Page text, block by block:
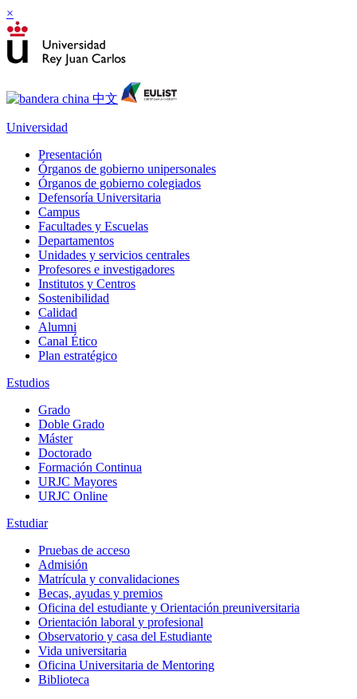
×
Universidad
Presentación
Órganos de gobierno unipersonales
Órganos de gobierno colegiados
Defensoría Universitaria
Campus
Facultades y Escuelas
Departamentos
Unidades y servicios centrales
Profesores e investigadores
Institutos y Centros
Sostenibilidad
Calidad
Alumni
Canal Ético
Plan estratégico
Estudios
Grado
Doble Grado
Máster
Doctorado
Formación Continua
URJC Mayores
URJC Online
Estudiar
Pruebas de acceso
Admisión
Matrícula y convalidaciones
Becas, ayudas y premios
Oficina del estudiante y Orientación preuniversitaria
Orientación laboral y profesional
Observatorio y casa del Estudiante
Vida universitaria
Oficina Universitaria de Mentoring
Biblioteca